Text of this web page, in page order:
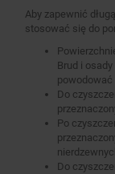
Aby zapewnić
stosować się do
Brud i
powodować
Do
Po
Do